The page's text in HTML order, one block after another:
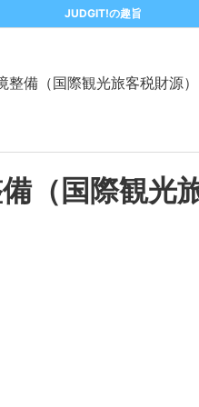
JUDGIT!の趣旨
整備（国際観光旅客税財源）
（国際観光